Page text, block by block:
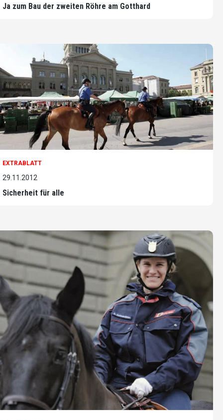
Ja zum Bau der zweiten Röhre am Gotthard
EXTRABLATT
29.11.2012
Sicherheit für alle